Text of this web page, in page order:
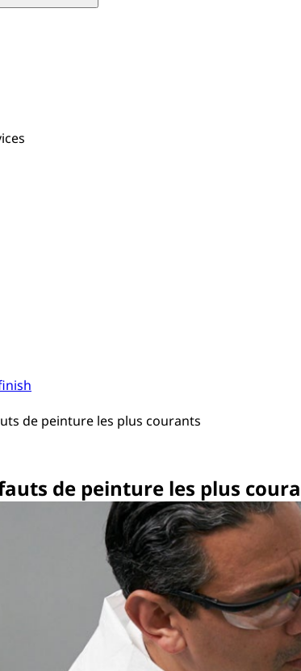
de peinture les plus courants
de peinture les plus